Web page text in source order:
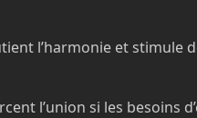
l’harmonie et stimule
l’union si les besoins